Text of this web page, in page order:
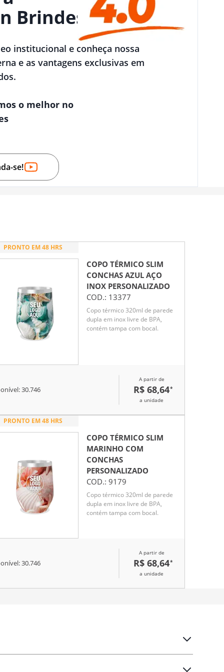
Brindes
institucional e conheça nossa
e as vantagens exclusivas em
o melhor no
se!
PRONTO EM 48 HRS
COPO TÉRMICO SLIM
CONCHAS AZUL AÇO
INOX PERSONALIZADO
COD.: 13377
Copo térmico 320ml de parede
dupla em inox livre de BPA,
contém tampa com bocal.
30.746
A partir de
R$ 68,64*
a unidade
PRONTO EM 48 HRS
COPO TÉRMICO SLIM
MARINHO COM
CONCHAS
PERSONALIZADO
COD.: 9179
Copo térmico 320ml de parede
dupla em inox livre de BPA,
contém tampa com bocal.
30.746
A partir de
R$ 68,64*
a unidade